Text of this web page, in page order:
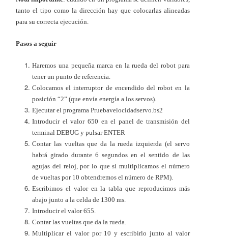
tanto el tipo como la dirección hay que colocarlas alineadas
para su correcta ejecución.
Pasos a seguir
Haremos una pequeña marca en la rueda del robot para
tener un punto de referencia.
Colocamos el interruptor de encendido del robot en la
posición “2” (que envía energía a los servos).
Ejecutar el programa Pruebavelocidadservo.bs2
Introducir el valor 650 en el panel de transmisión del
terminal DEBUG y pulsar ENTER
Contar las vueltas que da la rueda izquierda (el servo
habrá girado durante 6 segundos en el sentido de las
agujas del reloj, por lo que si multiplicamos el número
de vueltas por 10 obtendremos el número de RPM).
Escribimos el valor en la tabla que reproducimos más
abajo junto a la celda de 1300 ms.
Introducir el valor 655.
Contar las vueltas que da la rueda.
Multiplicar el valor por 10 y escribirlo junto al valor